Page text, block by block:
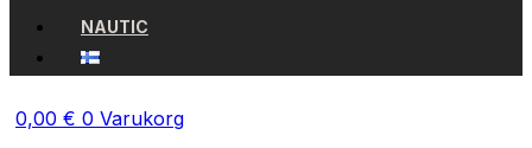
NAUTIC
0,00 € 0 Varukorg